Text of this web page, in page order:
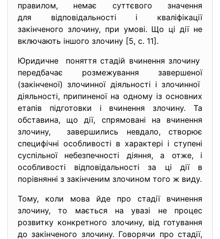
правилом, немає суттєвого значення
для відповідальності і кваліфікації
закінченого злочину, при умові. Що ці дії не
включають іншого злочину [5, с. 11].
Юридичне поняття стадій вчинення злочину
передбачає розмежування завершеної
(закінченої) злочинної діяльності і злочинної
діяльності, припиненої на одному із основних
етапів підготовки і вчинення злочину. Та
обставина, що дії, спрямовані на вчинення
злочину, завершились невдало, створює
специфічні особливості в характері і ступені
суспільної небезпечності діяння, а отже, і
особливості відповідальності за ці дії в
порівнянні з закінченим злочином того ж виду.
Тому, коли мова йде про стадії вчинення
злочину, то мається на увазі не процес
розвитку конкретного злочину, від готування
до закінченого злочину. Говорячи про стадії,